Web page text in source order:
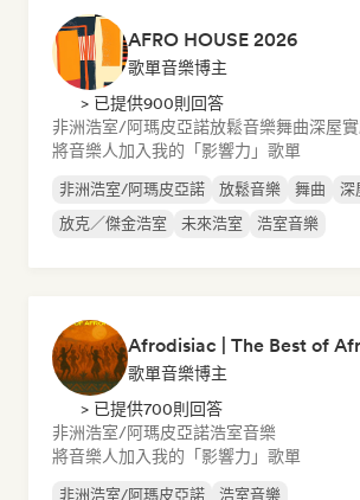
AFRO HOUSE 2026
歌單音樂博主
> 已提供900則回答
非洲浩室/阿瑪皮亞諾放鬆音樂舞曲深屋
將音樂人加入我的「影響力」歌單
非洲浩室/阿瑪皮亞諾 放鬆音樂 舞曲 深
放克／傑金浩室
未來浩室 浩室音樂
Afrodisiac | The Best of
歌單音樂博主
> 已提供700則回答
非洲浩室/阿瑪皮亞諾浩室音樂
將音樂人加入我的「影響力」歌單
非洲浩室/阿瑪皮亞諾 浩室音樂